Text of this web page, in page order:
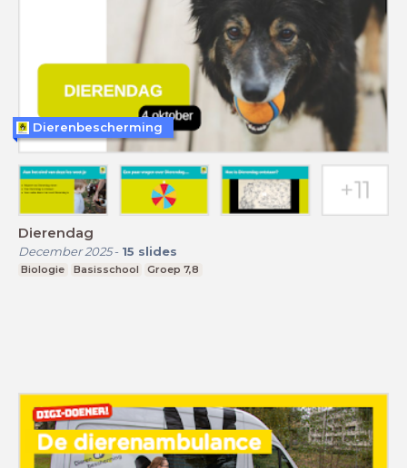
Dierendag
December 2025- 15 slides
Biologie Basisschool Groep 7,8
Dierenbescherming